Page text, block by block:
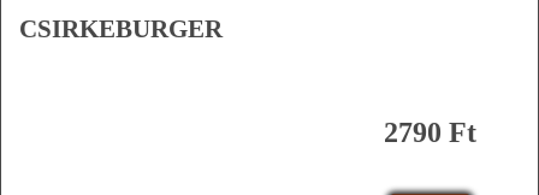
CSIRKEBURGER
2790 Ft